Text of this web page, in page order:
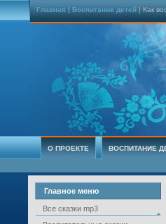
Главная | Воспитание детей | Как
О ПРОЕКТЕ ВОСПИТАНИЕ
Главное меню
Все сказки mp3